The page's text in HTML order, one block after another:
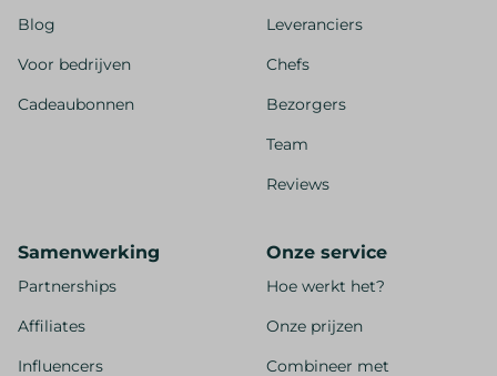
Blog
Voor bedrijven
Cadeaubonnen
Leveranciers
Chefs
Bezorgers
Team
Reviews
Samenwerking
Partnerships
Affiliates
Influencers
Onze service
Hoe werkt het?
Onze prijzen
Combineer met